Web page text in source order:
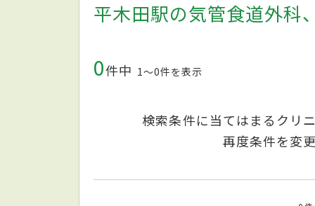
平木田駅の気管食道外科
0件中 1〜0件を表示
検索条件に当てはまるクリ
再度条件を変